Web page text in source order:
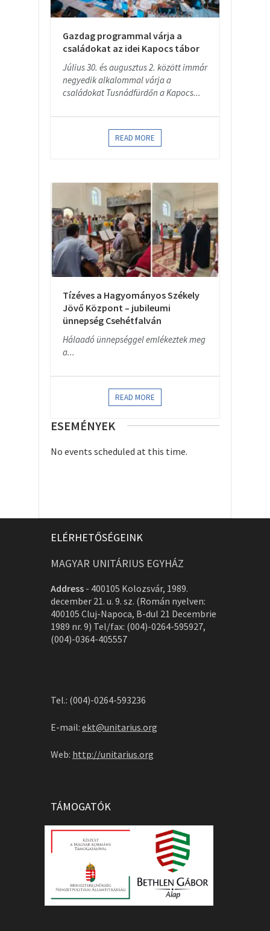
Gazdag programmal várja a
családokat az idei Kapocs tábor
Július 30. és augusztus 2. között immár
negyedik alkalommal várja a
családokat Tusnádfürdőn a Kapocs...
READ MORE
Tízéves a Hagyományos Székely
Jövő Központ – jubileumi
ünnepség Csehétfalván
Hálaadó ünnepséggel emlékeztek meg
a...
READ MORE
ESEMÉNYEK
No events scheduled at this time.
ELÉRHETŐSÉGEINK
MAGYAR UNITÁRIUS EGYHÁZ
Address - 400105 Kolozsvár, 1989.
december 21. u. 9. sz. (Román nyelven:
400105 Cluj-Napoca, B-dul 21 Decembrie
1989 nr. 9) Tel/fax: (004)-0264-595927,
(004)-0364-405557
Tel.: (004)-0264-593236
E-mail: ekt@unitarius.org
Web: http://unitarius.org
TÁMOGATÓK